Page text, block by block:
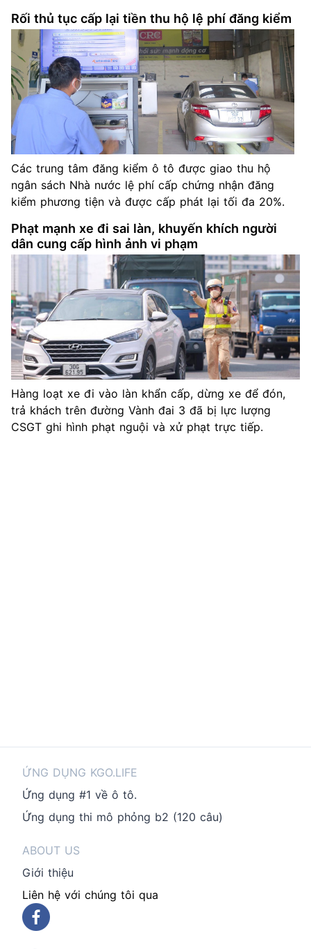
Rối thủ tục cấp lại tiền thu hộ lệ phí đăng kiểm
Các trung tâm đăng kiểm ô tô được giao thu hộ
ngân sách Nhà nước lệ phí cấp chứng nhận đăng
kiểm phương tiện và được cấp phát lại tối đa 20%.
Phạt mạnh xe đi sai làn, khuyến khích người
dân cung cấp hình ảnh vi phạm
Hàng loạt xe đi vào làn khẩn cấp, dừng xe để đón,
trả khách trên đường Vành đai 3 đã bị lực lượng
CSGT ghi hình phạt nguội và xử phạt trực tiếp.
ỨNG DỤNG KGO.LIFE
Ứng dụng #1 về ô tô.
Ứng dụng thi mô phỏng b2 (120 câu)
ABOUT US
Giới thiệu
Liên hệ với chúng tôi qua